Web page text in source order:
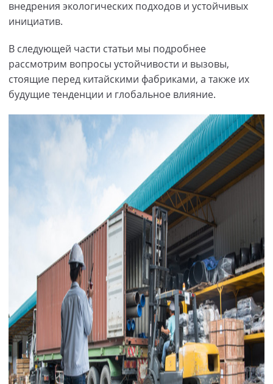
внедрения экологических подходов и устойчивых
инициатив.
В следующей части статьи мы подробнее
рассмотрим вопросы устойчивости и вызовы,
стоящие перед китайскими фабриками, а также их
будущие тенденции и глобальное влияние.